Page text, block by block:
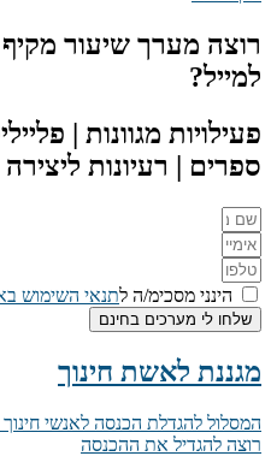
רוצה מערך שיעור
למייל?
פעילויות מגוונות |
ספרים | רעיונות ליצירה
הינני מסכימ/ה לתנאי השימוש
שלחו לי מערכים בחינם
מגננת לאשת חינוך
המסלול להגדלת הכנסה לאנשי חינוך (90
רוצה להגדיל את ההכנסה